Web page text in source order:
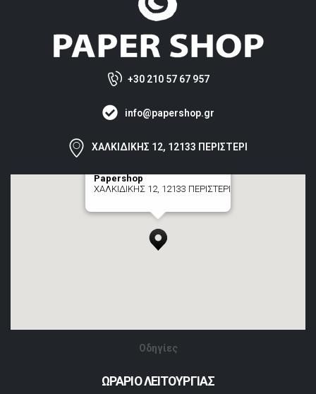
+30 210 57 67 957
info@papershop.gr
ΧΑΛΚΙΔΙΚΗΣ 12, 12133 ΠΕΡΙΣΤΕΡΙ
Papershop
ΧΑΛΚΙΔΙΚΗΣ 12, 12133 ΠΕΡΙΣΤΕΡΙ
Οδηγίες
ΩΡΑΡΙΟ ΛΕΙΤΟΥΡΓΙΑΣ